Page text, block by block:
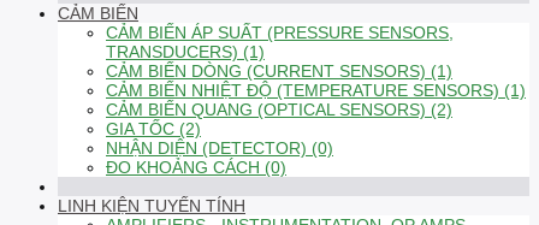
CẢM BIẾN
CẢM BIẾN ÁP SUẤT (PRESSURE SENSORS,
TRANSDUCERS) (1)
CẢM BIẾN DÒNG (CURRENT SENSORS) (1)
CẢM BIẾN NHIỆT ĐỘ (TEMPERATURE SENSORS) (1)
CẢM BIẾN QUANG (OPTICAL SENSORS) (2)
GIA TỐC (2)
NHẬN DIỆN (DETECTOR) (0)
ĐO KHOẢNG CÁCH (0)
LINH KIỆN TUYẾN TÍNH